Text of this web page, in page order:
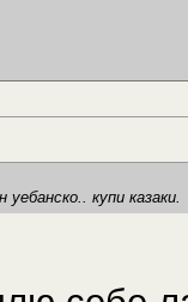
уебанско.. купи казаки.